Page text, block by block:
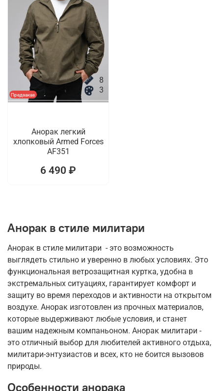
Предзаказ
8
3
Анорак легкий
хлопковый Armed Forces
AF351
6 490 ₽
Анорак в стиле милитари
Анорак в стиле милитари - это возможность
выглядеть стильно и уверенно в любых условиях. Это
функциональная ветрозащитная куртка, удобна в
экстремальных ситуациях, гарантирует комфорт и
защиту во время переходов и активности на открытом
воздухе. Анорак изготовлен из прочных материалов,
которые выдерживают любые условия, и станет
вашим надежным компаньоном. Анорак милитари -
это отличный выбор для любителей активного отдыха,
милитари-энтузиастов и всех, кто не боится вызовов
природы.
Особенности анорака